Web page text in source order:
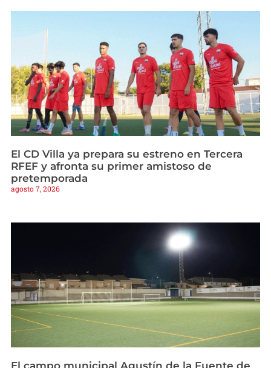
El CD Villa ya prepara su estreno en Tercera
RFEF y afronta su primer amistoso de
pretemporada
agosto 7, 2026
El campo municipal Agustín de la Fuente de